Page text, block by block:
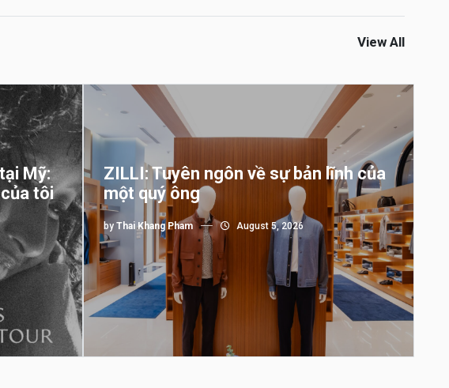
View All
Mỹ:
tôi
ZILLI: Tuyên ngôn về sự bản lĩnh của
một quý ông
byThai Khang Pham August 5, 2026